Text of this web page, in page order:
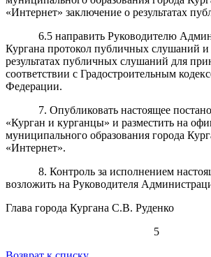
«Интернет» заключение о результатах
6.5 направить Руководителю
Кургана протокол публичных слушаний и
результатах публичных слушаний для
соответствии с Градостроительным
Федерации.
7. Опубликовать настоящее
«Курган и курганцы» и разместить на
муниципального образования города
«Интернет».
8. Контроль за исполнением
возложить на Руководителя
Глава города Кургана С.В. Руденко
5